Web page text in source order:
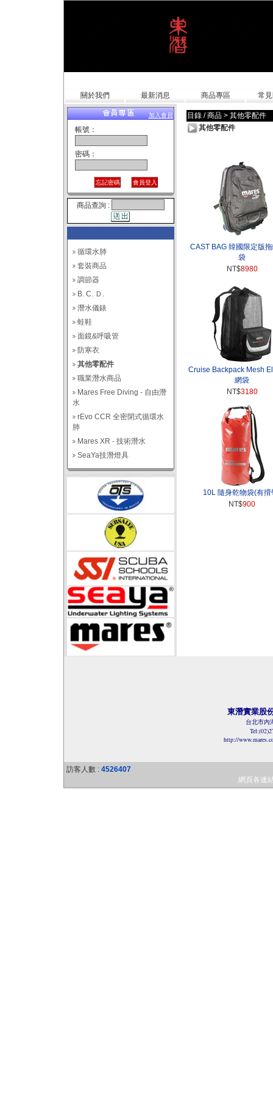
關於我們 最新消息 商品專區 常
加入會員
帳號：
密碼：
商品查詢 :
循環水肺
套裝商品
調節器
B. C. Ｄ.
潛水儀錶
蛙鞋
面鏡&呼吸管
防寒衣
其他零配件
職業潛水商品
Mares Free Diving - 自由潛
水
rEvo CCR 全密閉式循環水
肺
Mares XR - 技術潛水
SeaYa技潛燈具
目錄 / 商品 > 其他零配件
其他零配件
CAST BAG 韓國限定版
袋
NT$8980
Cruise Backpack Mesh
網袋
NT$3180
10L 隨身乾物袋(有揹
NT$900
東潛實業股
台北市內
http://
訪客人數 : 4526407
網頁各連